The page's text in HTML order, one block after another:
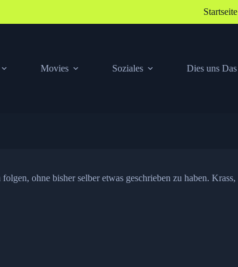
Startseite
Movies Soziales Dies uns Das
folgen, ohne bisher selber etwas geschrieben zu haben.